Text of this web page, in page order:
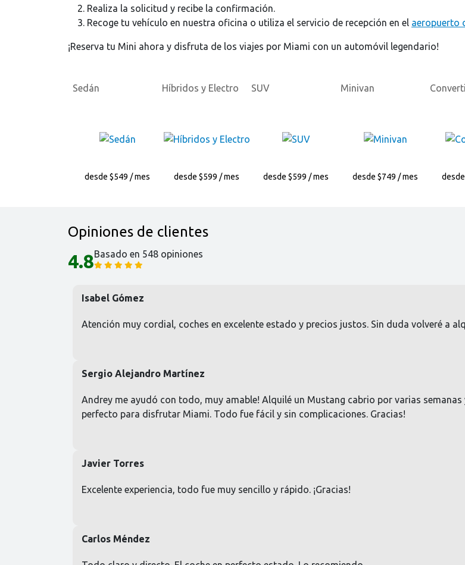
Realiza la solicitud y recibe la confirmación.
Recoge tu vehículo en nuestra oficina o utiliza el servicio de recepción en el aeropuerto
¡Reserva tu Mini ahora y disfruta de los viajes por Miami con un automóvil legendario!
Sedán
desde $549 / mes
Híbridos y Electro
desde $599 / mes
SUV
desde $599 / mes
Minivan
desde $749 / mes
Opiniones de clientes
4.8Basado en 548 opiniones
Isabel Gómez
Atención muy cordial, coches en excelente estado y precios justos. Sin duda volveré a
Sergio Alejandro Martínez
Andrey me ayudó con todo, muy amable! Alquilé un Mustang cabrio por varias
perfecto para disfrutar Miami. Todo fue fácil y sin complicaciones. Gracias!
Javier Torres
Excelente experiencia, todo fue muy sencillo y rápido. ¡Gracias!
Carlos Méndez